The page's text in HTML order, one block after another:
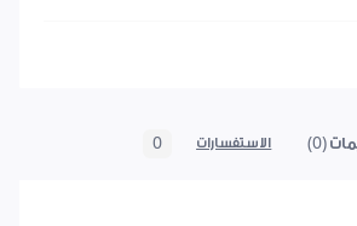
(0) الاستفسارات 0